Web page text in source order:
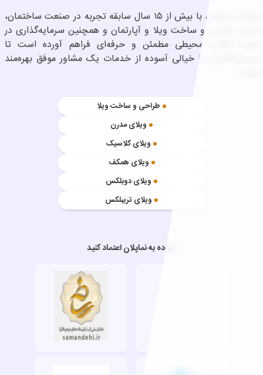
شرکت نماپلان با بیش از ۱۵ سال سابقه تجربه در صنعت ساختمان،
شامل طراحی و ساخت ویلا و آپارتمان و همچنین سرمایه‌گذاری در
حوزه املاک، محیطی مطمئن و حرفه‌ای فراهم آورده است تا
سرمایه‌گذاران با خیالی آسوده از خدمات یک مشاور موفق بهره‌مند
طراحی و ساخت ویلا
ویلای مدرن
ویلای کلاسیک
ویلای همکف
ویلای دوبلکس
ویلای تریبلکس
آسوده به نماپلان اعتماد کنید